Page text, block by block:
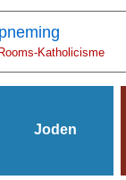
Katholicisme
Joden